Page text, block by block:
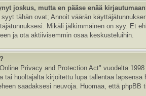
joskus, mutta en pääse enää
syyt tähän ovat; Annoit väärän
Mikäli jälkimmäinen on syy. Et
ja ota aktiivisemmin osaa keskusteluihin.
Privacy and Protection Act" vuodelta
tai huoltajalta kirjoitettu lupa tallentaa
saadaksesi neuvoja. Huomaa, että